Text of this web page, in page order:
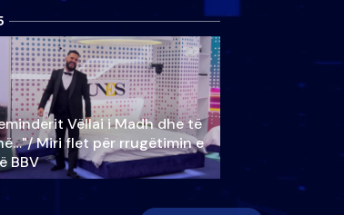
Vëllai i Madh dhe të
Miri flet për rrugëtimin e
BBV